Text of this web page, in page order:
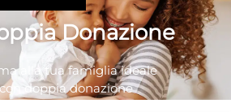
Donazione
alla tua famiglia ideale
doppia donazione